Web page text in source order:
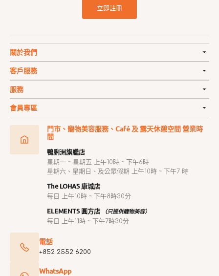
立即註冊
關於我們
客戶服務
服務
會員專區
門市、寵物美容服務、Café 及 露天休憩空間 營業時
間
鴨脷洲旗艦店
星期一 ~ 星期五 上午10時 ~ 下午6時
星期六、星期日、及公眾假期 上午10時 ~ 下午7 時
The LOHAS 康城店
每日 上午10時 ~ 下午8時30分
ELEMENTS 圓方店 （只提供寵物美容）
每日 上午11時 ~ 下午7時30分
電話
+852 2552 6200
WhatsApp